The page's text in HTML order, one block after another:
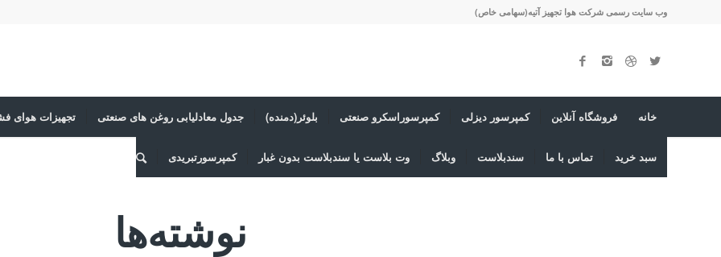
وب سایت رسمی شرکت هوا تجهیز آتیه(سهامی خاص)
خانه فروشگاه آنلاین کمپرسور دیزلی کمپرسوراسکرو صنعتی بلوئر(دمنده) جدول معادلیابی روغن های صنعتی تجهیزات هوای
سبد خرید تماس با ما سندبلاست وبلاگ وت بلاست یا سندبلاست بدون غبار کمپرسورتبریدی
نوشته‌ها